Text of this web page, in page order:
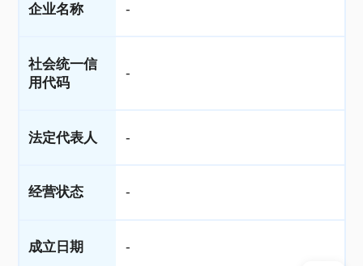
企业名称 -
社会统一信
用代码
-
法定代表人 -
经营状态 -
成立日期 -